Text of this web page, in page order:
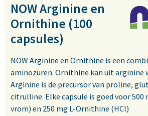
NOW Arginine en
Ornithine (100
capsules)
NOW Arginine en Ornithine is een
aminozuren. Ornithine kan uit arginine
Arginine is de precursor van proline,
citrulline. Elke capsule is goed voor 500
vrom) en 250 mg L-Ornithine (HCl)